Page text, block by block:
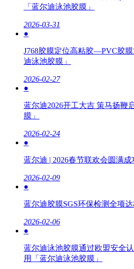
「蓝尔迪泳池胶膜」
2026-03-31
●
J768胶膜定位高粘胶—PVC胶
迪泳池胶膜」
2026-02-27
●
蓝尔迪2026开工大吉 策马扬鞭
膜」
2026-02-24
●
蓝尔迪 | 2026春节联欢会圆满成
2026-02-09
●
蓝尔迪胶膜SGS环保检测全项
2026-02-06
●
蓝尔迪泳池胶膜通过欧盟安全
用「蓝尔迪泳池胶膜」